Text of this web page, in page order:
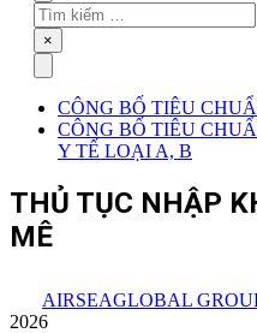
Tìm
kiếm
cho:
Close
×
CÔNG BỐ TIÊU
CÔNG BỐ TIÊU
Y TẾ LOẠI A, B
THỦ TỤC NHẬP
MÊ
AIRSEAGLOBAL
2026